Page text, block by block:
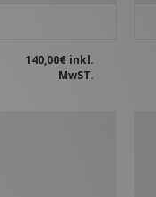
140,00€ inkl.
MwST.